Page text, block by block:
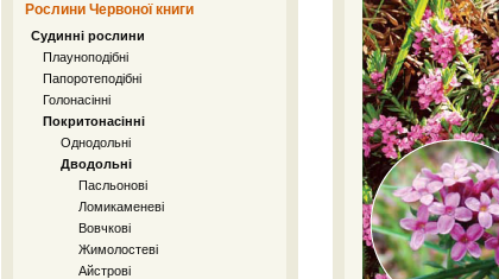
Рослини Червоної книги
Судинні рослини
Плауноподібні
Папоротеподібні
Голонасінні
Покритонасінні
Однодольні
Дводольні
Пасльонові
Ломикаменеві
Вовчкові
Жимолостеві
Айстрові